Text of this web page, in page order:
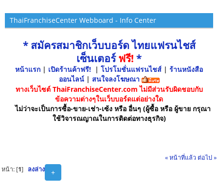
ThaiFranchiseCenter Webboard - Info Center
* สมัครสมาชิกเว็บบอร์ด ไทยแฟรนไชส์
เซ็นเตอร์ฟรี! *
หน้าแรก | เปิดร้านค้าฟรี! | โปรโมชั่นแฟรนไชส์ | ร้านหนังสือ
ออนไลน์ | สนใจลงโฆษณา
ทางเว็บไซต์ ThaiFranchiseCenter.com ไม่มีส่วนรับผิดชอบกับ
ข้อความต่างๆในเว็บบอร์ดแต่อย่างใด
ไม่ว่าจะเป็นการซื้อ-ขาย-เช่า-เซ้ง หรือ อื่นๆ (ผู้ซื้อ หรือ ผู้ขาย กรุณา
ใช้วิจารณญาณในการติดต่อทางธุรกิจ)
« หน้าที่แล้ว ต่อไป »
+
หน้า: [1] ลงล่าง